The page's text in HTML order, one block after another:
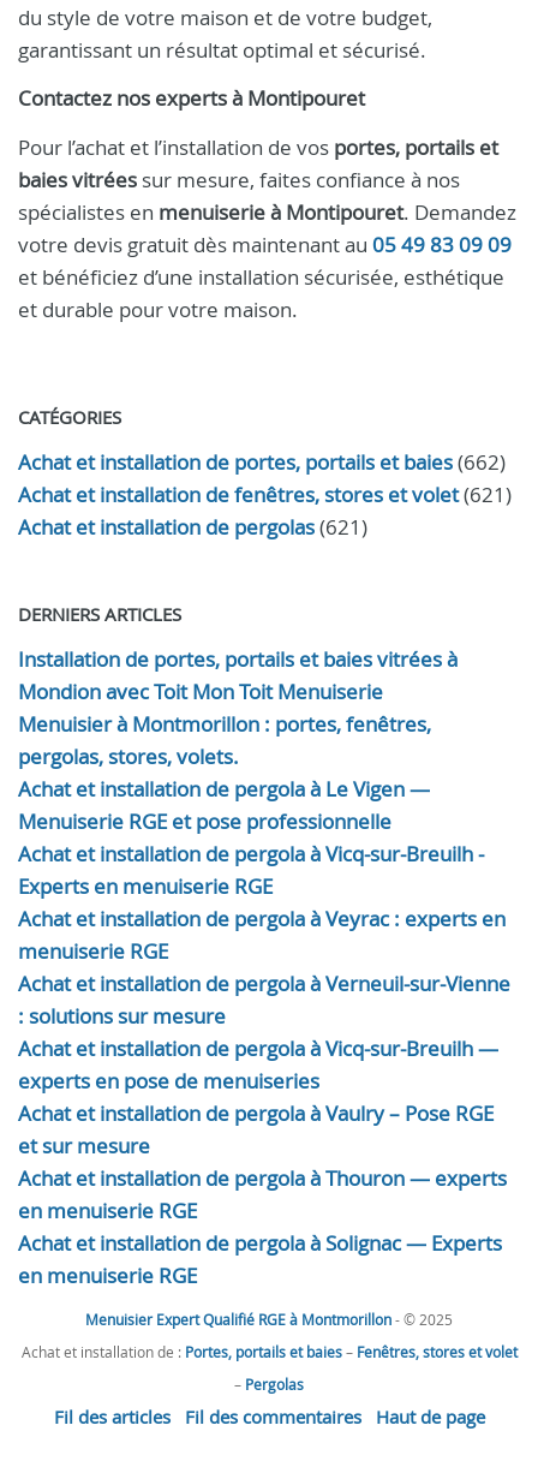
du style de votre maison et de votre budget,
garantissant un résultat optimal et sécurisé.
Contactez nos experts à Montipouret
Pour l’achat et l’installation de vos portes, portails et
baies vitrées sur mesure, faites confiance à nos
spécialistes en menuiserie à Montipouret. Demandez
votre devis gratuit dès maintenant au 05 49 83 09 09
et bénéficiez d’une installation sécurisée, esthétique
et durable pour votre maison.
CATÉGORIES
Achat et installation de portes, portails et baies(662)
Achat et installation de fenêtres, stores et volet(621)
Achat et installation de pergolas(621)
DERNIERS ARTICLES
Installation de portes, portails et baies vitrées à
Mondion avec Toit Mon Toit Menuiserie
Menuisier à Montmorillon : portes, fenêtres,
pergolas, stores, volets.
Achat et installation de pergola à Le Vigen —
Menuiserie RGE et pose professionnelle
Achat et installation de pergola à Vicq-sur-Breuilh -
Experts en menuiserie RGE
Achat et installation de pergola à Veyrac : experts en
menuiserie RGE
Achat et installation de pergola à Verneuil-sur-Vienne
: solutions sur mesure
Achat et installation de pergola à Vicq-sur-Breuilh —
experts en pose de menuiseries
Achat et installation de pergola à Vaulry – Pose RGE
et sur mesure
Achat et installation de pergola à Thouron — experts
en menuiserie RGE
Achat et installation de pergola à Solignac — Experts
en menuiserie RGE
Menuisier Expert Qualifié RGE à Montmorillon- © 2025
Achat et installation de : Portes, portails et baies– Fenêtres, stores et volet
– Pergolas
Fil des articles Fil des commentaires Haut de page